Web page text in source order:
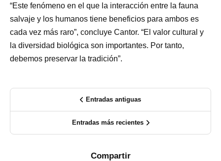
“Este fenómeno en el que la interacción entre la fauna
salvaje y los humanos tiene beneficios para ambos es
cada vez más raro”, concluye Cantor. “El valor cultural y
la diversidad biológica son importantes. Por tanto,
debemos preservar la tradición”.
Entradas antiguas
Entradas más recientes
Compartir